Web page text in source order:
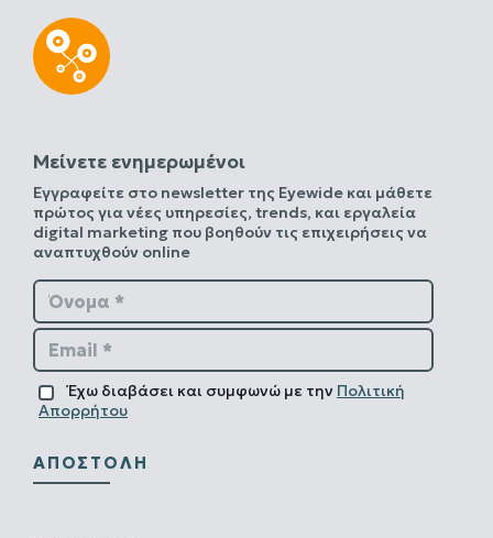
Μείνετε ενημερωμένοι
Εγγραφείτε στο newsletter της Eyewide και μάθετε
πρώτος για νέες υπηρεσίες, trends, και εργαλεία
digital marketing που βοηθούν τις επιχειρήσεις να
αναπτυχθούν online
Όνομα *
Email *
Έχω διαβάσει και συμφωνώ με την Πολιτική
Απορρήτου
ΑΠΟΣΤΟΛΉ